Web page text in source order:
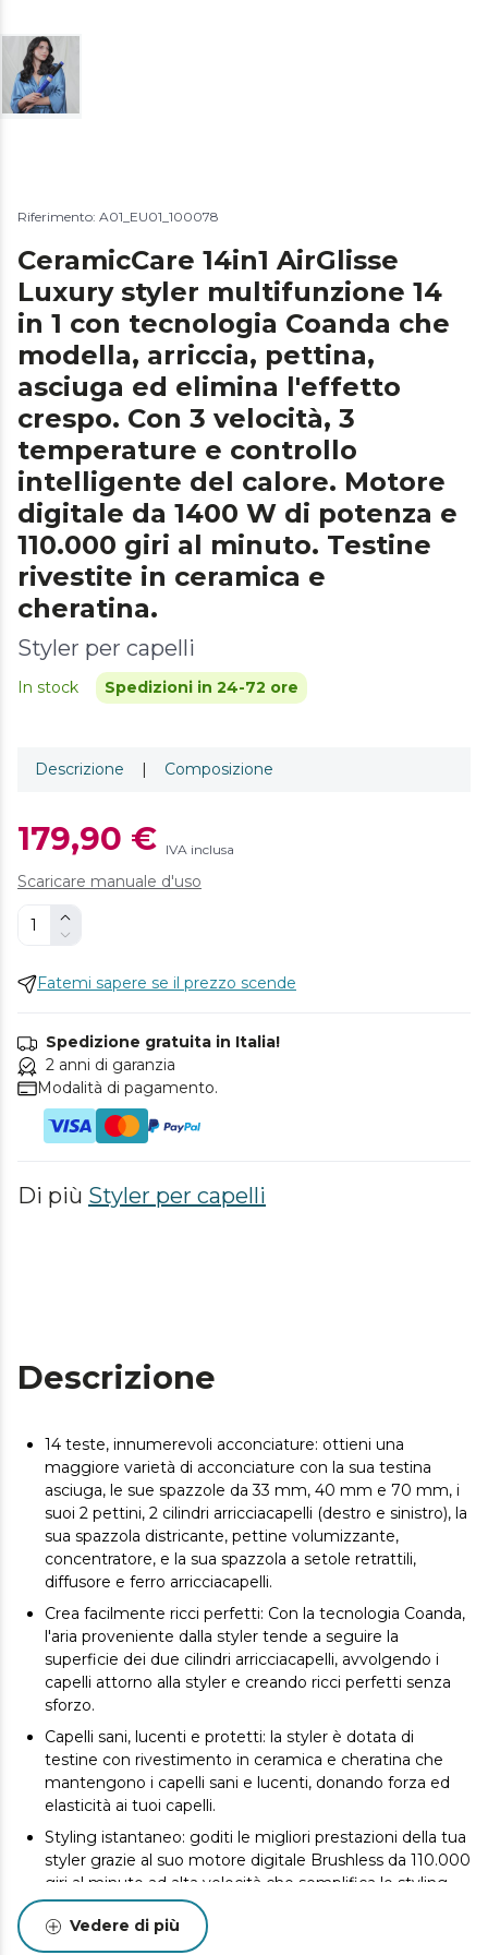
Riferimento: A01_EU01_100078
CeramicCare 14in1 AirGlisse
Luxury styler multifunzione 14
in 1 con tecnologia Coanda che
modella, arriccia, pettina,
asciuga ed elimina l'effetto
crespo. Con 3 velocità, 3
temperature e controllo
intelligente del calore. Motore
digitale da 1400 W di potenza e
110.000 giri al minuto. Testine
rivestite in ceramica e
cheratina.
Styler per capelli
In stock Spedizioni in 24-72 ore
Descrizione | Composizione
179,90 € IVA inclusa
Scaricare manuale d'uso
Fatemi sapere se il prezzo scende
Spedizione gratuita in Italia!
2 anni di garanzia
Modalità di pagamento.
Di più Styler per capelli
Descrizione
14 teste, innumerevoli acconciature: ottieni una
maggiore varietà di acconciature con la sua testina
asciuga, le sue spazzole da 33 mm, 40 mm e 70 mm, i
suoi 2 pettini, 2 cilindri arricciacapelli (destro e sinistro), la
sua spazzola districante, pettine volumizzante,
concentratore, e la sua spazzola a setole retrattili,
diffusore e ferro arricciacapelli.
Crea facilmente ricci perfetti: Con la tecnologia Coanda,
l'aria proveniente dalla styler tende a seguire la
superficie dei due cilindri arricciacapelli, avvolgendo i
capelli attorno alla styler e creando ricci perfetti senza
sforzo.
Capelli sani, lucenti e protetti: la styler è dotata di
testine con rivestimento in ceramica e cheratina che
mantengono i capelli sani e lucenti, donando forza ed
elasticità ai tuoi capelli.
Styling istantaneo: goditi le migliori prestazioni della tua
styler grazie al suo motore digitale Brushless da 110.000
giri al minuto ad alta velocità che semplifica lo styling
dei tuoi capelli in breve tempo.
Riduce l'effetto crespo: gli ioni negativi rilasciati dal
Vedere di più